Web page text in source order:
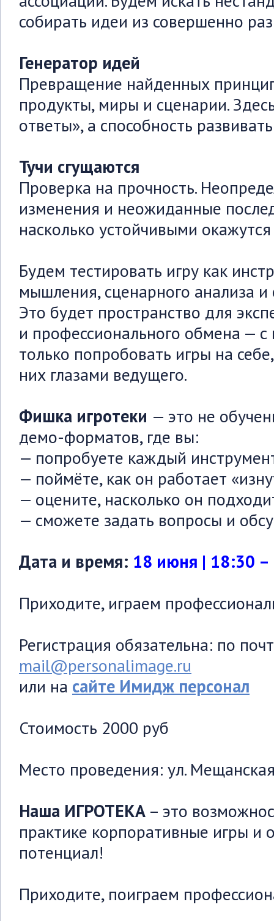
собирать идеи из совершенно
Генератор идей
Превращение найденных
продукты, миры и сценарии.
ответы», а способность
Тучи сгущаются
Проверка на прочность.
изменения и неожиданные
насколько устойчивыми
Будем тестировать игру как
мышления, сценарного анализа
Это будет пространство для
и профессионального обмена —
только попробовать игры на
них глазами ведущего.
Фишка игротеки — это не
демо-форматов, где вы:
— попробуете каждый
— поймёте, как он работает
— оцените, насколько он
— сможете задать вопросы и
Дата и время: 18 июня | 18:30
Приходите, играем
Регистрация обязательна: по
mail@personalimage.ru
или на сайте Имидж персонал
Стоимость 2000 руб
Место проведения: ул.
Наша ИГРОТЕКА – это
практике корпоративные игры и
потенциал!
Приходите, поиграем